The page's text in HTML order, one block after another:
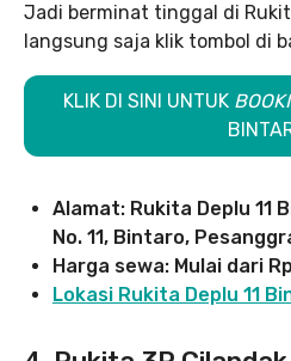
Jadi berminat tinggal di
langsung saja klik tombol di
KLIK DI SINI UNTUK
Alamat: Rukita Deplu 11
No. 11, Bintaro,
Harga sewa: Mulai dari
Lokasi Rukita Deplu 11